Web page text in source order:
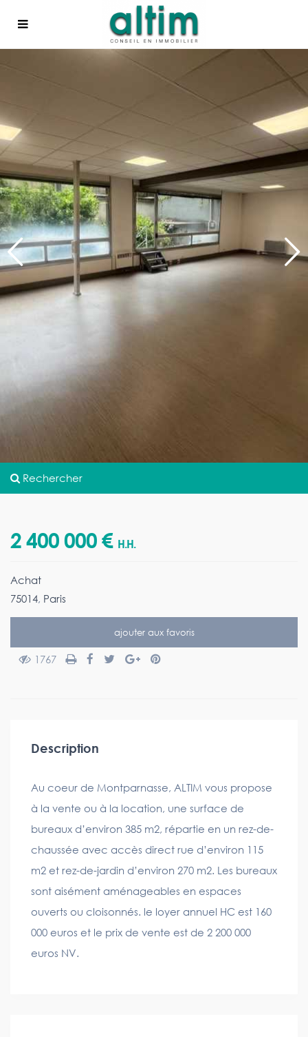
Rechercher
2 400 000 € H.H.
Achat
75014, Paris
ajouter aux favoris
1767
Description
Au coeur de Montparnasse, ALTIM vous propose
à la vente ou à la location, une surface de
bureaux d’environ 385 m2, répartie en un rez-de-
chaussée avec accès direct rue d’environ 115
m2 et rez-de-jardin d’environ 270 m2. Les bureaux
sont aisément aménageables en espaces
ouverts ou cloisonnés. le loyer annuel HC est 160
000 euros et le prix de vente est de 2 200 000
euros NV.